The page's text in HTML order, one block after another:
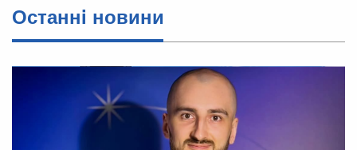
Останнi новини